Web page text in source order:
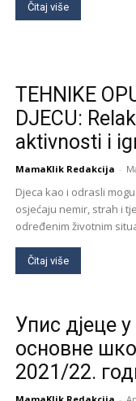
Čitaj više
TEHNIKE
DJECU:
aktivnosti i
MamaKlik Redakcija -
Djeca kao i odrasli
osjećaju nemir, strah i
određenim životnim
Čitaj više
Упис дјеце
основне
2021/22.